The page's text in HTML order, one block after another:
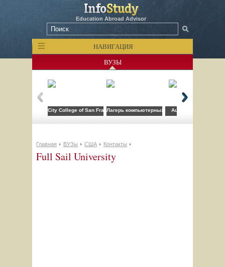
Education Abroad Advisor
НАВИГАЦИЯ
ВУЗЫ
City College of San FranciscoЛагерь компьютерных технологий FLS при
Auburn University
Главная ВУЗы США Контакты
Full Sail University